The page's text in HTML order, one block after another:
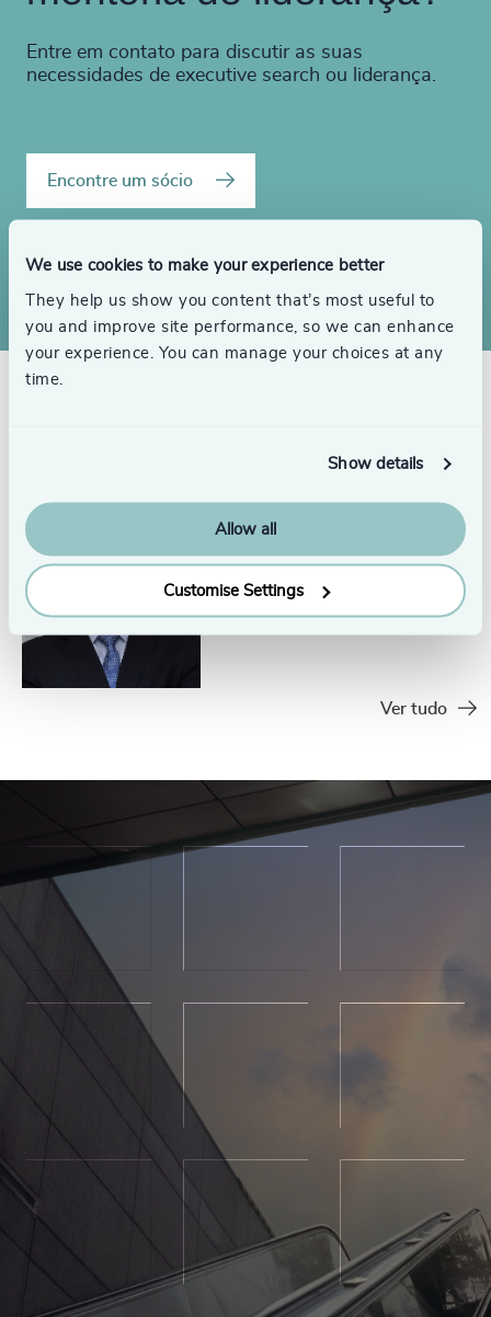
We use cookies to make your experience better
They help us show you content that’s most useful to
you and improve site performance, so we can enhance
your experience. You can manage your choices at any
time.
Show details
Allow all
Customise Settings
Entre em contato para discutir as suas
necessidades de executive search ou liderança.
Encontre um sócio
Entre em contato
Flavio Pestana
Partner - Head das práticas de
Mídia & Entretenimento,
Educação e Esportes
Sao Paulo
Ver tudo